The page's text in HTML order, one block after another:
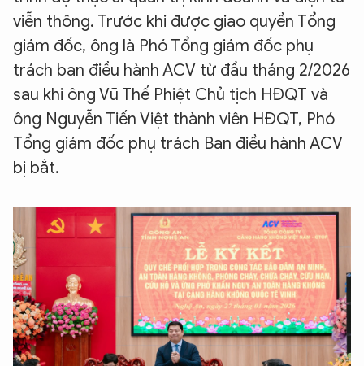
viễn thông. Trước khi được giao quyền Tổng
giám đốc, ông là Phó Tổng giám đốc phụ
trách ban điều hành ACV từ đầu tháng 2/2026
sau khi ông Vũ Thế Phiệt Chủ tịch HĐQT và
ông Nguyễn Tiến Việt thành viên HĐQT, Phó
Tổng giám đốc phụ trách Ban điều hành ACV
bị bắt.